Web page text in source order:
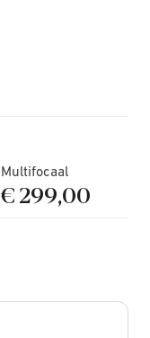
Multifocaal
€ 299,00